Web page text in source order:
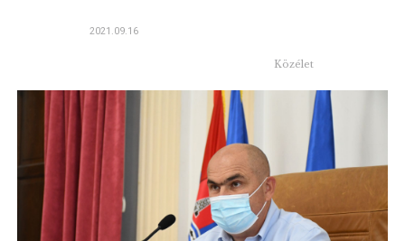
2021.09.16
Közélet